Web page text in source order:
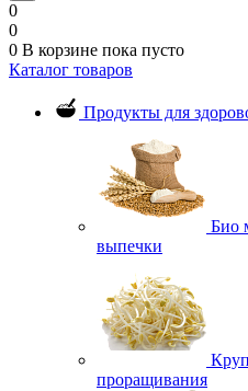
0
0
0 В корзине пока пусто
Каталог товаров
Продукты для
Био
выпечки
проращивания